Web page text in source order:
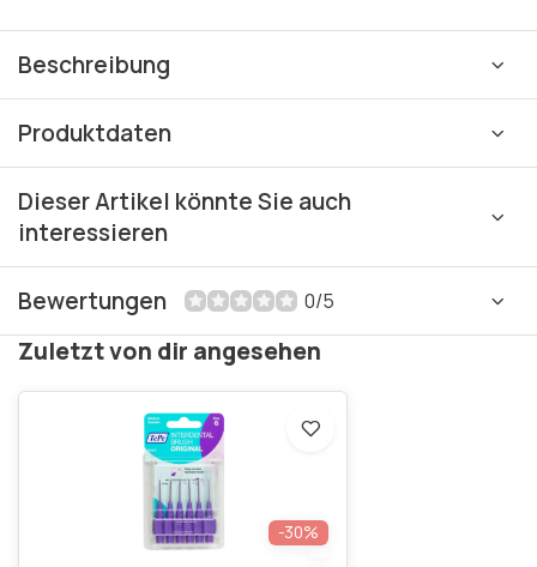
Beschreibung
Produktdaten
Dieser Artikel könnte Sie auch
interessieren
Bewertungen 0/5
Zuletzt von dir angesehen
-30%